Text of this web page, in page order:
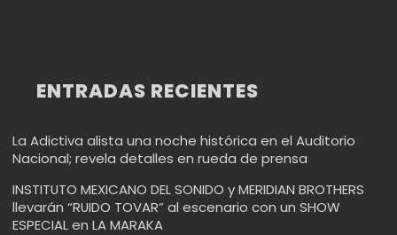
ENTRADAS RECIENTES
La Adictiva alista una noche histórica en el Auditorio
Nacional; revela detalles en rueda de prensa
INSTITUTO MEXICANO DEL SONIDO y MERIDIAN BROTHERS
llevarán “RUIDO TOVAR” al escenario con un SHOW
ESPECIAL en LA MARAKA